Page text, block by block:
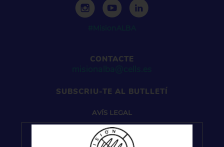
#MisionALBA
CONTACTE
misionalba@cells.es
SUBSCRIU-TE AL BUTLLETÍ
AVÍS LEGAL
Pel que fa a la gestió de dades personals, el seu
tractament se sotmet a les previsions del Reglament